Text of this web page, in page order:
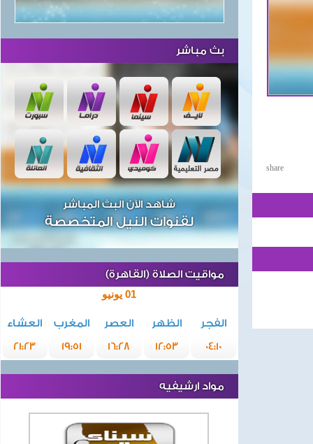
share
بث مباشر
شاهد الآن البث المباشر
لقنوات النيل المتخصصة
مواقيت الصلاة (القاهرة)
01 يونيو
الفجر الظهر العصر المغرب
العشاء
04:10
12:53
16:28
19:51
21:23
مواد ارشيفيه